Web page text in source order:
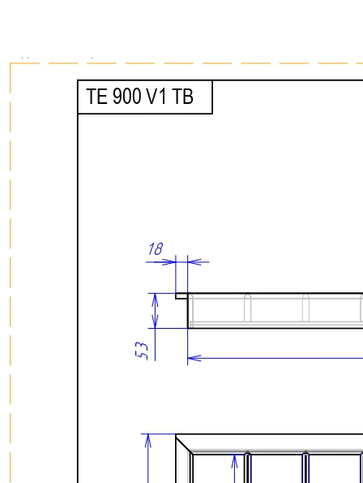
• Древесина дуба отличается высокой прочностью,
устойчивостью к износу и воздействию влаги.
повреждений и помогает сохранить первоначальный внешний
• Все элементы лотка изготавливаются и собираются
внимание к каждой детали.
Сделано вручную в России
Дополнительно лоток можно оснастить вставкой А для
хранения ножей или баночек со специями. Вставка
приобретается отдельно.
Скачать 3D модель